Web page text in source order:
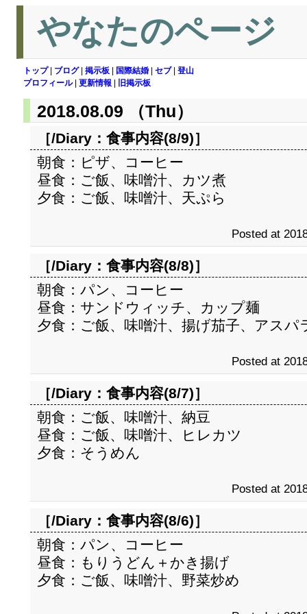
やなたのページ
トップ| ブログ| 掲示板 国際結婚 セブ| 登山
プロフィール| 更新情報 旧掲示板
2018.08.09 （Thu）
［/Diary： 食事内容(8/9)］
朝食：ピザ、コーヒー
昼食：ご飯、味噌汁、カツ煮
夕食：ご飯、味噌汁、天ぷら
Posted at
［/Diary： 食事内容(8/8)］
朝食：パン、コーヒー
昼食：サンドウィッチ、カップ麺
夕食：ご飯、味噌汁、揚げ茄子、アスパ
Posted at
［/Diary： 食事内容(8/7)］
朝食：ご飯、味噌汁、納豆
昼食：ご飯、味噌汁、ヒレカツ
夕食：そうめん
Posted at
［/Diary： 食事内容(8/6)］
朝食：パン、コーヒー
昼食：もりうどん＋かき揚げ
夕食：ご飯、味噌汁、野菜炒め